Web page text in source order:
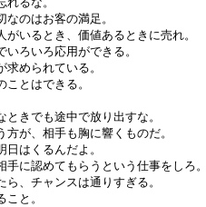
のはお客の満足。
いるとき、価値あるときに売れ。
ろいろ応用ができる。
められている。
とはできる。
きでも途中で放り出すな。
が、相手も胸に響くものだ。
はくるんだよ。
手に認めてもらうという仕事をしろ
、チャンスは通りすぎる。
と。